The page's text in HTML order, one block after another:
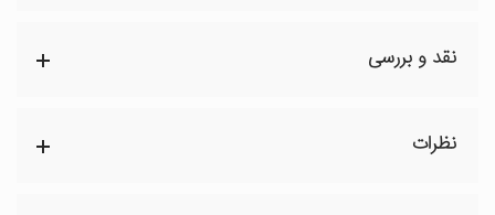
نقد و بررسی
نظرات